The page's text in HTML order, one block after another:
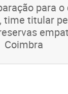
para
time titular
Coimbra